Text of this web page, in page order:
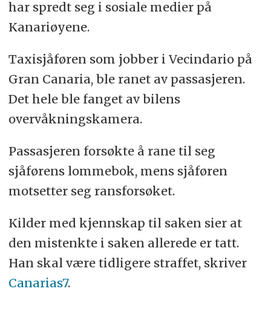
har spredt seg i sosiale medier på
Kanariøyene.
Taxisjåføren som jobber i Vecindario på
Gran Canaria, ble ranet av passasjeren.
Det hele ble fanget av bilens
overvåkningskamera.
Passasjeren forsøkte å rane til seg
sjåførens lommebok, mens sjåføren
motsetter seg ransforsøket.
Kilder med kjennskap til saken sier at
den mistenkte i saken allerede er tatt.
Han skal være tidligere straffet, skriver
Canarias7.